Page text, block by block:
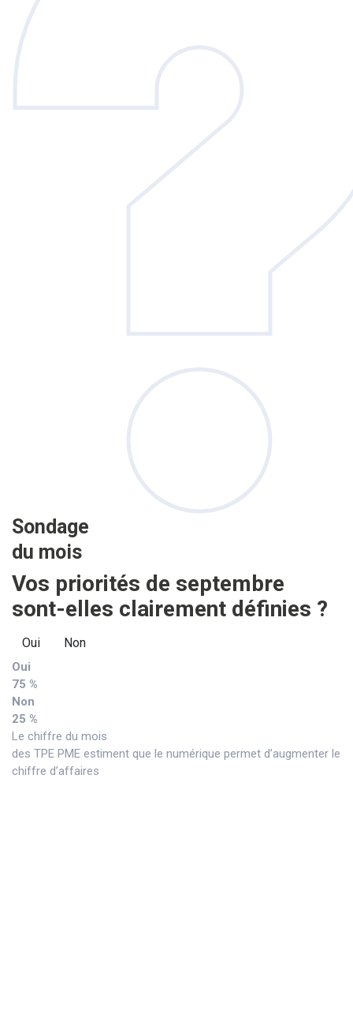
Sondage
du mois
Vos priorités de septembre
sont-elles clairement définies ?
Oui Non
Oui
75 %
Non
25 %
Le chiffre du mois
des TPE PME estiment que le numérique permet d’augmenter le
chiffre d’affaires